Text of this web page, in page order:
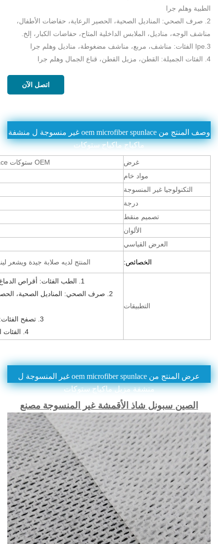
الطبية وهلم جرا
2. صرف الصحي: المناديل الصحية، الحصير الرعاية، حفاضات الأطفال،
مناشف الوجه، مناديل، الملابس الداخلية المتاح، حفاضات الكبار، إلخ.
3.Ipe الفئات: مناشف، مربع، مناشف مضغوطة، مناديل وهلم جرا
4. الفئات الجميلة: القطن، مزيل القطن، قناع الجمال وهلم جرا
اتصل الآن
وصف المنتج من oem microfiber spunlace غير منسوجة ل منشفة
ماكياج ماكياج ستوكات
غرض OEM ستوكات Spunlace غير منسوجة ل منشفة مزيل ماكياج ستوكات
مواد خام
التكنولوجيا غير المنسوجة
درجة
تصميم منقط
الألوان
العرض القياسي
الخصائص: المنتج لديه صلابة جيدة ويشعر
التطبيقات
1. الطب الفئات: أقراص الدماغ القطن، أقراص التطهير، الضمادات الطبية وهلم جرا.
2. صرف الصحي: المناديل الصحية،
3. تصفح الفئات: مناشف، مربع، مناشف مضغوطة، مناديل وهلم جرا.
4. الفئات الجميلة: القطن، مزيل القطن، قناع الجمال وهلم جرا.
عرض المنتج من oem microfiber spunlace غير المنسوجة ل
منشفة مزيل ماكياج ستوكات
الصين سبونل شاذ الأقمشة غير المنسوجة مصنع